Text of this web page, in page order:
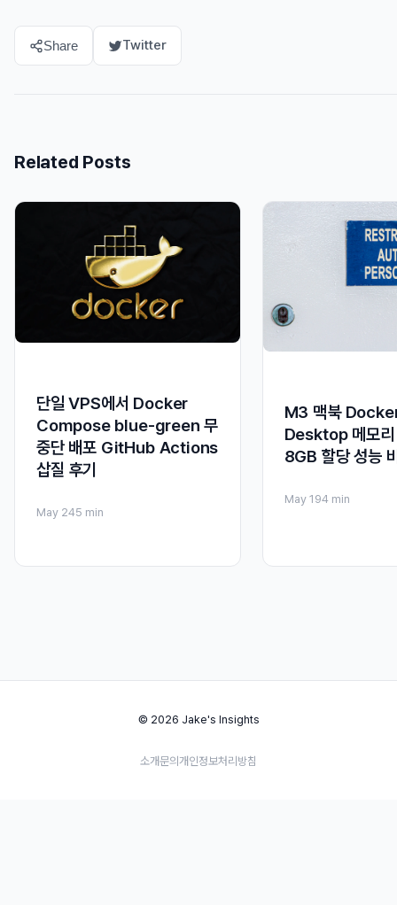
Share Twitter
Related Posts
단일 VPS에서 Docker
Compose blue-green 무
중단 배포 GitHub Actions
삽질 후기
May 245 min
M3 맥북
Desktop 메모
8GB 할당 성능
May 194 min
© 2026 Jake's Insights
소개문의 개인정보처리방침